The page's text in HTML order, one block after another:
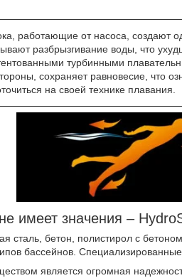
работающие от насоса, создают
разбрызгивание воды, что
турбинными
сохраняет равновесие, что
на своей технике плавания.
имеет значения –
сталь, бетон, полистирол с
бассейнов.
является огромная